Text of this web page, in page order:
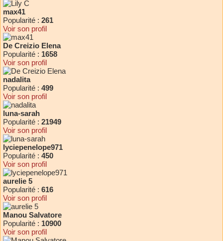
max41
Popularité : 261
Voir son profil
De Creizio Elena
Popularité : 1658
Voir son profil
nadalita
Popularité : 499
Voir son profil
luna-sarah
Popularité : 21949
Voir son profil
lyciepenelope971
Popularité : 450
Voir son profil
aurelie 5
Popularité : 616
Voir son profil
Manou Salvatore
Popularité : 10900
Voir son profil